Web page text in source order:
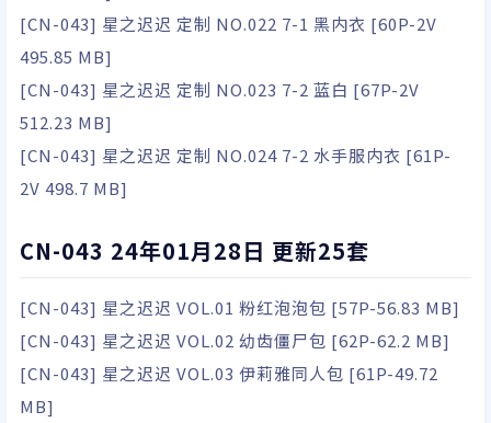
[CN-043] 星之迟迟 定制 NO.022 7-1 黑内衣 [60P-2V
495.85 MB]
[CN-043] 星之迟迟 定制 NO.023 7-2 蓝白 [67P-2V
512.23 MB]
[CN-043] 星之迟迟 定制 NO.024 7-2 水手服内衣 [61P-
2V 498.7 MB]
CN-043 24年01月28日 更新25套
[CN-043] 星之迟迟 VOL.01 粉红泡泡包 [57P-56.83 MB]
[CN-043] 星之迟迟 VOL.02 幼齿僵尸包 [62P-62.2 MB]
[CN-043] 星之迟迟 VOL.03 伊莉雅同人包 [61P-49.72
MB]